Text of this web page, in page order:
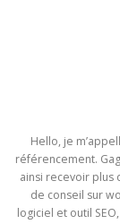
Hello, je
référencement.
ainsi recevoir plus
de conseil sur
logiciel et outil